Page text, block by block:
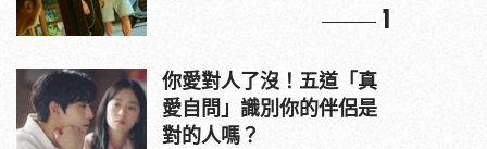
1
你愛對人了沒！五道「真
愛自問」識別你的伴侶是
對的人嗎？